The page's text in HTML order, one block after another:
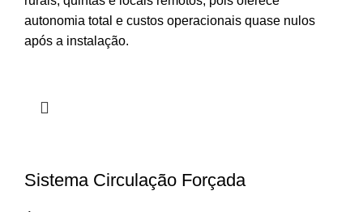
autonomia total e custos operacionais quase nulos
após a instalação.
Sistema Circulação Forçada